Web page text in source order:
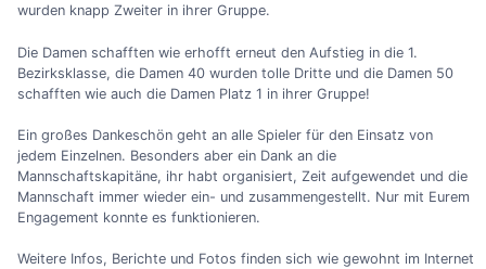
wurden knapp Zweiter in ihrer Gruppe.
Die Damen schafften wie erhofft erneut den Aufstieg in die 1.
Bezirksklasse, die Damen 40 wurden tolle Dritte und die Damen 50
schafften wie auch die Damen Platz 1 in ihrer Gruppe!
Ein großes Dankeschön geht an alle Spieler für den Einsatz von
jedem Einzelnen. Besonders aber ein Dank an die
Mannschaftskapitäne, ihr habt organisiert, Zeit aufgewendet und die
Mannschaft immer wieder ein- und zusammengestellt. Nur mit Eurem
Engagement konnte es funktionieren.
Weitere Infos, Berichte und Fotos finden sich wie gewohnt im Internet